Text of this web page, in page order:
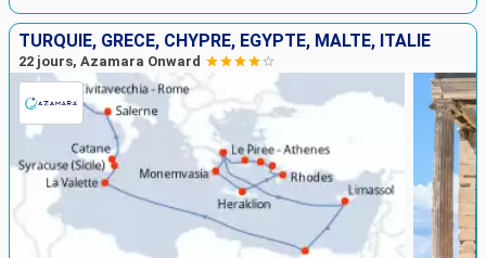
TURQUIE, GRÈCE, CHYPRE, EGYPTE, MALTE, ITALIE
22 jours, Azamara Onward